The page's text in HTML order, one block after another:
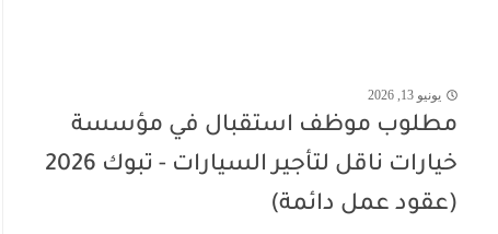
يونيو 13, 2026
مطلوب موظف استقبال في مؤسسة
خيارات ناقل لتأجير السيارات - تبوك 2026
(عقود عمل دائمة)